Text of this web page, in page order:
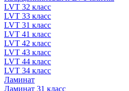
LVT 32 класс
LVT 33 класс
LVT 31 класс
LVT 41 класс
LVT 42 класс
LVT 43 класс
LVT 44 класс
LVT 34 класс
Ламинат
Ламинат 31 класс